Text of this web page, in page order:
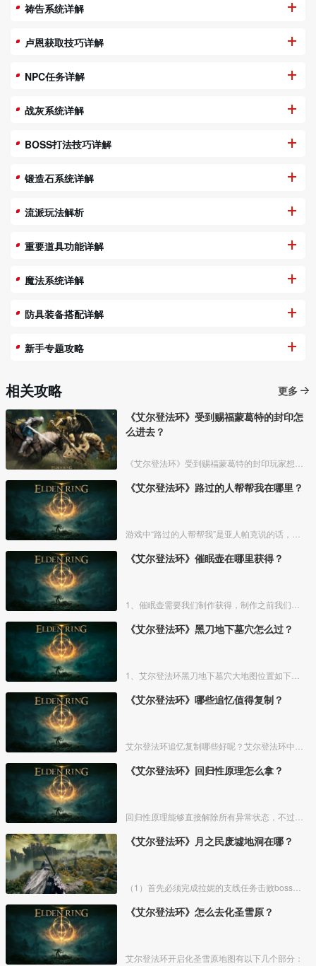
祷告系统详解
卢恩获取技巧详解
NPC任务详解
战灰系统详解
BOSS打法技巧详解
锻造石系统详解
流派玩法解析
重要道具功能详解
魔法系统详解
防具装备搭配详解
新手专题攻略
相关攻略
更多
《艾尔登法环》受到赐福蒙葛特的封印怎
么进去？
《艾尔登法环》路过的人帮帮我在哪里？
《艾尔登法环》催眠壶在哪里获得？
《艾尔登法环》黑刀地下墓穴怎么过？
《艾尔登法环》哪些追忆值得复制？
《艾尔登法环》回归性原理怎么拿？
《艾尔登法环》月之民废墟地洞在哪？
《艾尔登法环》怎么去化圣雪原？
艾尔登法环开启化圣雪原地图有以下几个部分：